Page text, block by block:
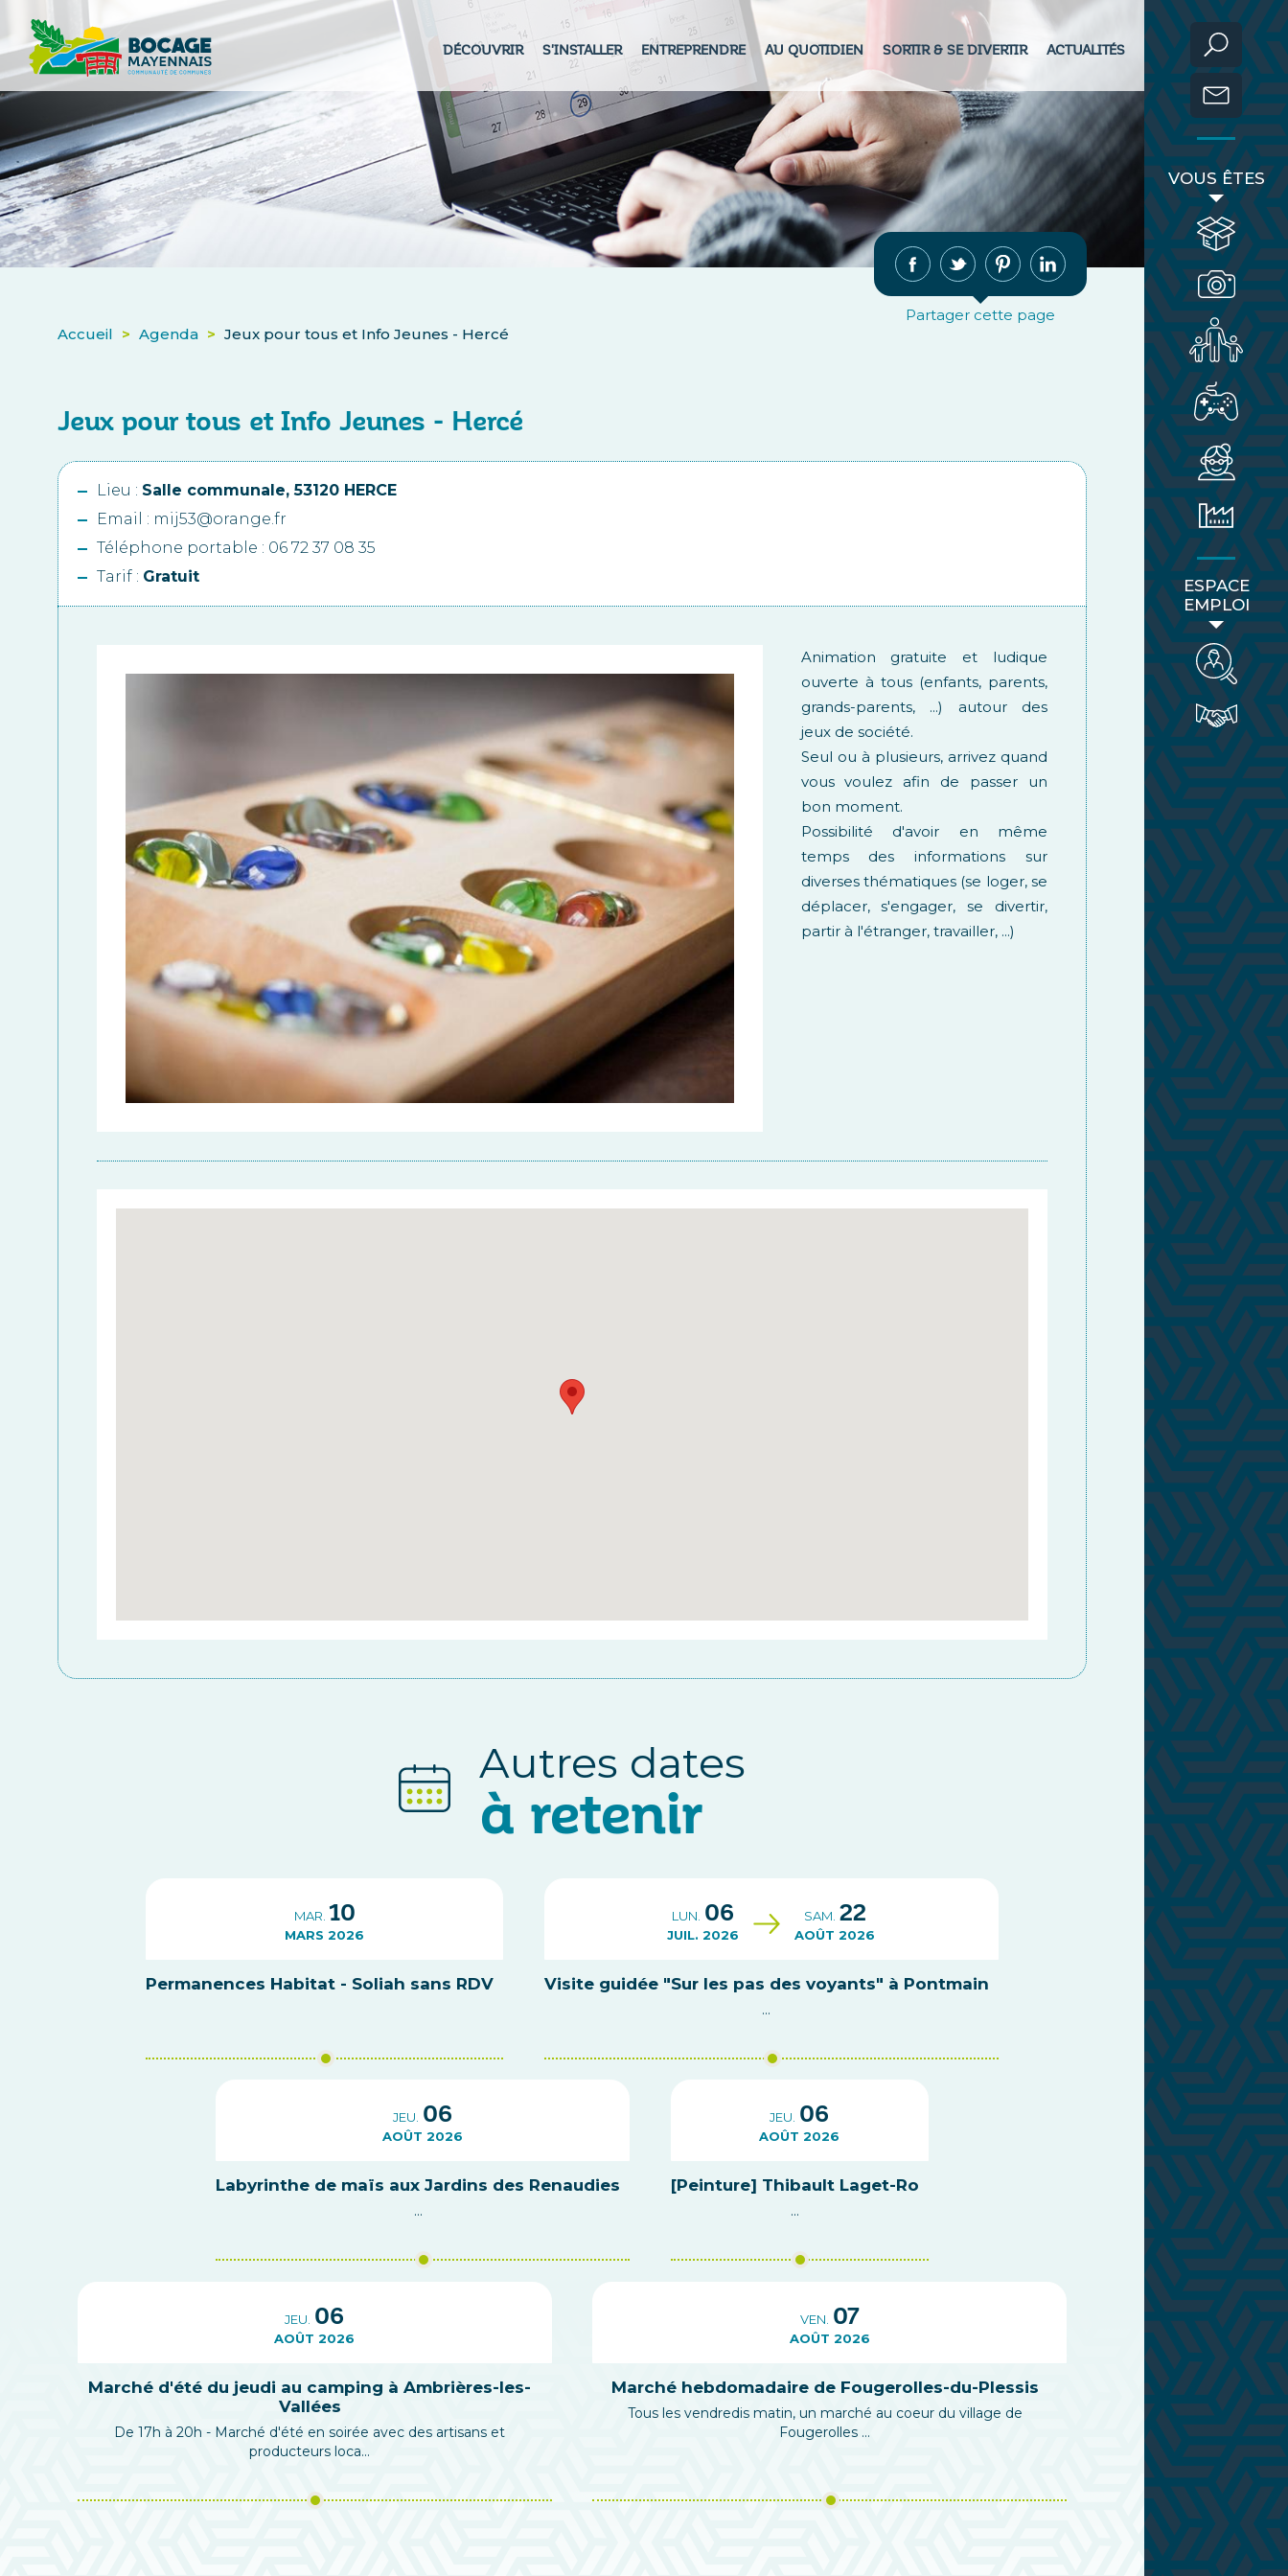
DÉCOUVRIR S'INSTALLER ENTREPRENDRE AU QUOTIDIEN SORTIR & SE DIVERTIR ACTUALITÉS
VOUS ÊTES
ESPACE
EMPLOI
Partager cette page
Accueil > Agenda > Jeux pour tous et Info Jeunes - Hercé
Jeux pour tous et Info Jeunes - Hercé
Lieu : Salle communale, 53120 HERCE
Email : mij53@orange.fr
Téléphone portable : 06 72 37 08 35
Tarif : Gratuit
Animation gratuite et ludique
ouverte à tous (enfants, parents,
grands-parents, ...) autour des
jeux de société.
Seul ou à plusieurs, arrivez quand
vous voulez afin de passer un
bon moment.
Possibilité d'avoir en même
temps des informations sur
diverses thématiques (se loger, se
déplacer, s'engager, se divertir,
partir à l'étranger, travailler, ...)
Autres dates
à retenir
MAR. 10
MARS 2026
Permanences Habitat - Soliah sans RDV
LUN. 06
JUIL. 2026
SAM. 22
AOÛT 2026
Visite guidée "Sur les pas des voyants" à Pontmain
...
JEU. 06
AOÛT 2026
Labyrinthe de maïs aux Jardins des Renaudies
...
JEU. 06
AOÛT 2026
[Peinture] Thibault Laget-Ro
...
JEU. 06
AOÛT 2026
Marché d'été du jeudi au camping à Ambrières-les-
Vallées
De 17h à 20h - Marché d'été en soirée avec des artisans et
producteurs loca...
VEN. 07
AOÛT 2026
Marché hebdomadaire de Fougerolles-du-Plessis
Tous les vendredis matin, un marché au coeur du village de
Fougerolles ...